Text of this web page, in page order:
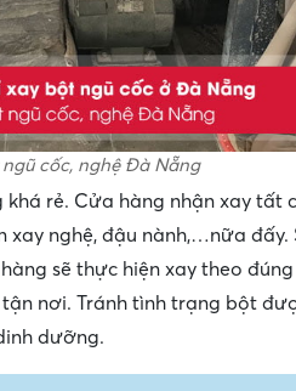
cốc, nghệ Đà Nẵng
khá rẻ. Cửa hàng nhận xay tất
xay nghệ, đậu nành,…nữa đấy.
sẽ thực hiện xay theo đúng
tận nơi. Tránh tình trạng bột
dưỡng.